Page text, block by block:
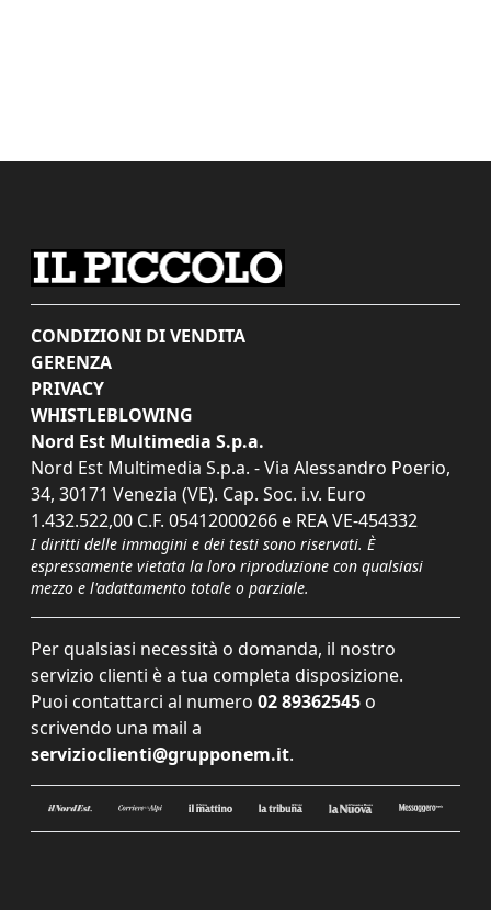
CONDIZIONI DI VENDITA
GERENZA
PRIVACY
WHISTLEBLOWING
Nord Est Multimedia S.p.a.
Nord Est Multimedia S.p.a. - Via Alessandro Poerio,
34, 30171 Venezia (VE). Cap. Soc. i.v. Euro
1.432.522,00 C.F. 05412000266 e REA VE-454332
I diritti delle immagini e dei testi sono riservati. È
espressamente vietata la loro riproduzione con qualsiasi
mezzo e l'adattamento totale o parziale.
Per qualsiasi necessità o domanda, il nostro
servizio clienti è a tua completa disposizione.
Puoi contattarci al numero 02 89362545 o
scrivendo una mail a
servizioclienti@grupponem.it.